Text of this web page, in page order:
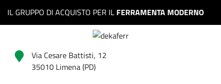
IL GRUPPO DI ACQUISTO PER IL FERRAMENTA MODERNO
Via Cesare Battisti, 12
35010 Limena (PD)